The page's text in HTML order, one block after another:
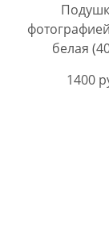
белая
1400